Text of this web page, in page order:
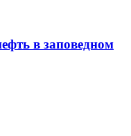
в заповедном